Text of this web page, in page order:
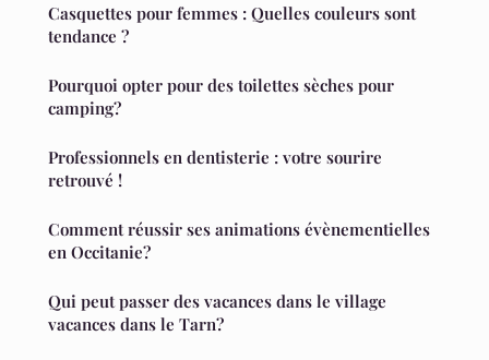
Casquettes pour femmes : Quelles couleurs sont
tendance ?
Pourquoi opter pour des toilettes sèches pour
camping?
Professionnels en dentisterie : votre sourire
retrouvé !
Comment réussir ses animations évènementielles
en Occitanie?
Qui peut passer des vacances dans le village
vacances dans le Tarn?